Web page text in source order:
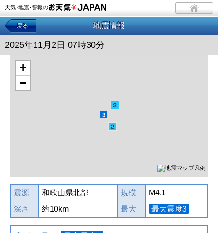
天気･地震･警報の
戻る 地震情報
2025年11月2日 07時30分
+
−
震源 和歌山県北部 規模
M4.1
深さ
約10km 最大 最大震度3